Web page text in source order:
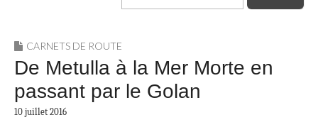
CARNETS DE ROUTE
De Metulla à la Mer Morte en
passant par le Golan
10 juillet 2016